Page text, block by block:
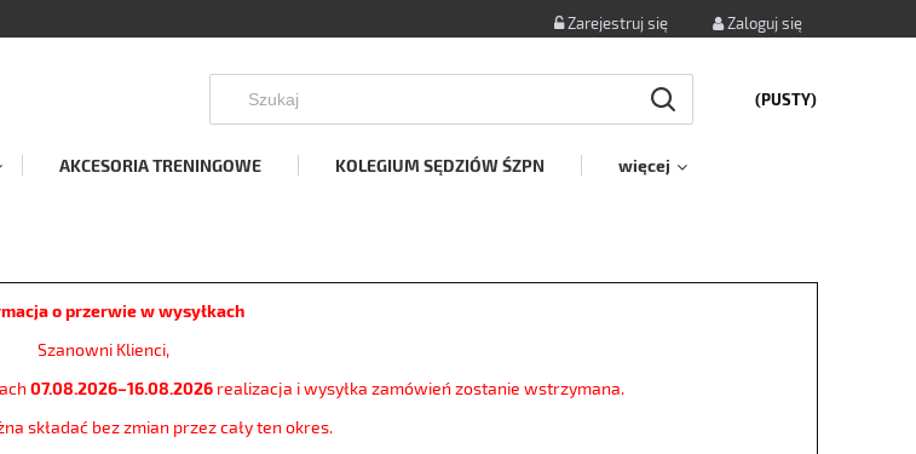
Zarejestruj się Zaloguj się
(PUSTY)
AKCESORIA TRENINGOWE KOLEGIUM SĘDZIÓW ŚZPN więcej
o przerwie w wysyłkach
Szanowni Klienci,
07.08.2026–16.08.2026 realizacja i wysyłka zamówień zostanie wstrzymana.
składać bez zmian przez cały ten okres.